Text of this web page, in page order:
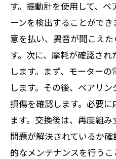
す。振動計を使用して、
ーンを検出することがで
意を払い、異音が聞こえ
す。次に、摩耗が確認さ
します。まず、モーター
します。その後、ベアリ
損傷を確認します。必要
ます。交換後は、再度組み
問題が解決されているか
的なメンテナンスを行う